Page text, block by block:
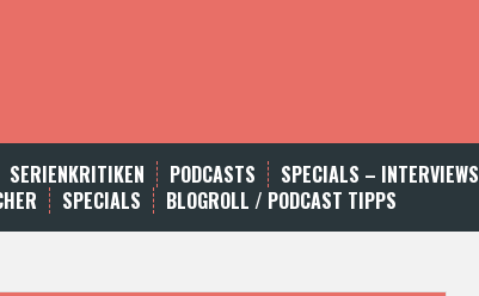
SERIENKRITIKEN PODCASTS SPECIALS – INTERVIEWS
SPECIALS BLOGROLL / PODCAST TIPPS